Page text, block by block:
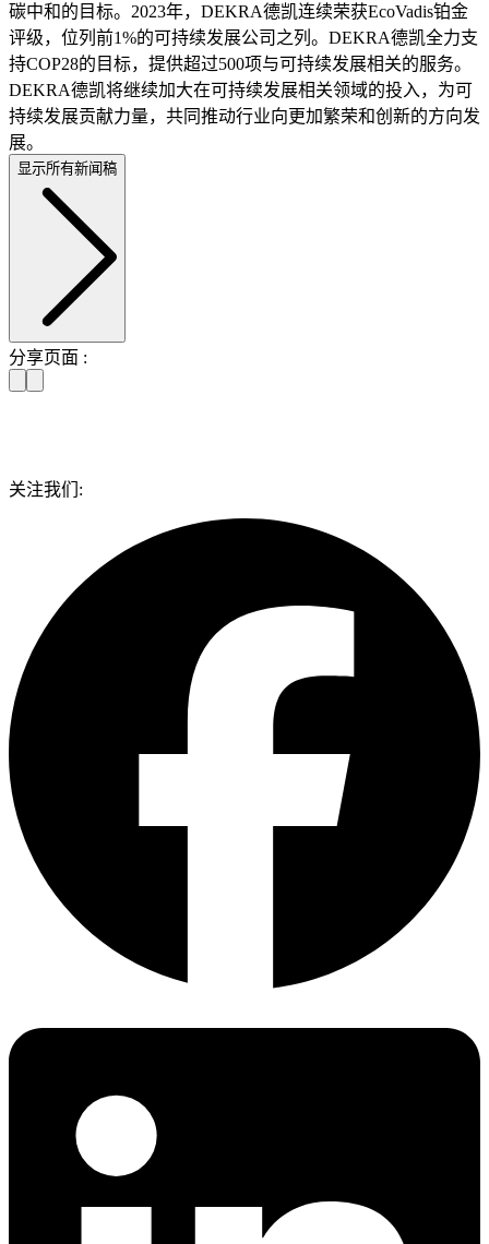
碳中和的目标。2023年，DEKRA德凯连续荣获EcoVadis铂金
评级，位列前1%的可持续发展公司之列。DEKRA德凯全力支
持COP28的目标，提供超过500项与可持续发展相关的服务。
DEKRA德凯将继续加大在可持续发展相关领域的投入，为可
持续发展贡献力量，共同推动行业向更加繁荣和创新的方向发
展。
显示所有新闻稿
分享页面 :
关注我们: